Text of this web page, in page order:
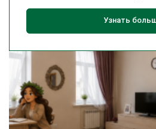
Узнать